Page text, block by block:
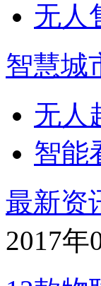
无人
智慧城
无人
智能
最新资
2017年